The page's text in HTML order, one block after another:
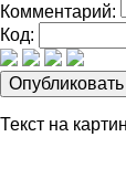
Комментарий:
Код:
Текст на